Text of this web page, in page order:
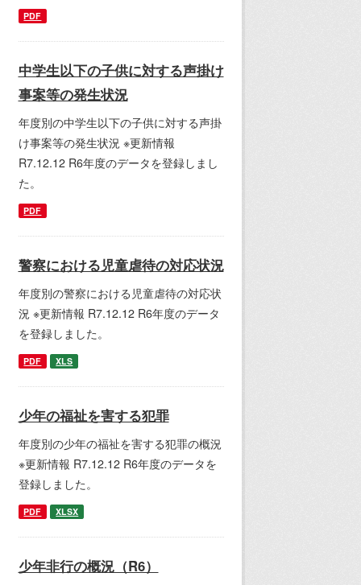
PDF
中学生以下の子供に対する声掛け
事案等の発生状況
年度別の中学生以下の子供に対する声掛
け事案等の発生状況 ※更新情報
R7.12.12 R6年度のデータを登録しまし
た。
PDF
警察における児童虐待の対応状況
年度別の警察における児童虐待の対応状
況 ※更新情報 R7.12.12 R6年度のデータ
を登録しました。
PDF XLS
少年の福祉を害する犯罪
年度別の少年の福祉を害する犯罪の概況
※更新情報 R7.12.12 R6年度のデータを
登録しました。
PDF XLSX
少年非行の概況（R6）